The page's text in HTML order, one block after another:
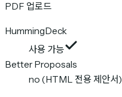
PDF 업로드
HummingDeck
사용 가능
Better Proposals
no (HTML 전용 제안서)